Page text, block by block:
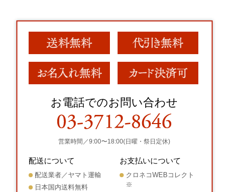
お電話でのお問い合わせ
営業時間／9:00〜18:00(日曜・祭日定休)
配送について
配送業者／ヤマト運輸
日本国内送料無料
お支払いについて
クロネコWEBコレクト
※